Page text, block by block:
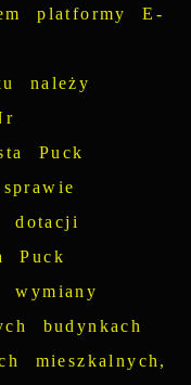
platformy
E-
należy
Puck
dotacji
Puck
wymiany
budynkach
mieszkalnych,